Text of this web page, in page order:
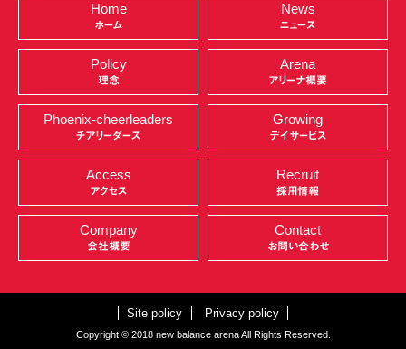
Home
ホーム
News
ニュース
Policy
理念
Arena
アリーナ概要
Phoenix-cheerleaders
チアリーダーズ
Growing
デイサービス
Access
アクセス
Recruit
採用情報
Company
会社概要
Contact
お問い合わせ
Site policy Privacy policy
Copyright © 2018 new balance arena All Rights Reserved.